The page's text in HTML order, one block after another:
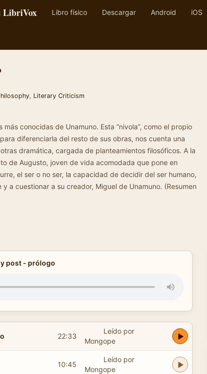
LibriVox Libro físico Descargar Android iOS
, Literary Criticism
más conocidas de Unamuno. Esta “nivola”, como el propio
diferenciarla del resto de sus obras, nos cuenta una
dramática, cargada de planteamientos filosóficos. A la
de Augusto, joven de vida acomodada que pone en
el ser o no ser, la capacidad de decidir del ser humano,
a cuestionar a su creador, Miguel de Unamuno. (Resumen
post - prólogo
22:33
Leído por
Mongope
10:45
Leído por
Mongope